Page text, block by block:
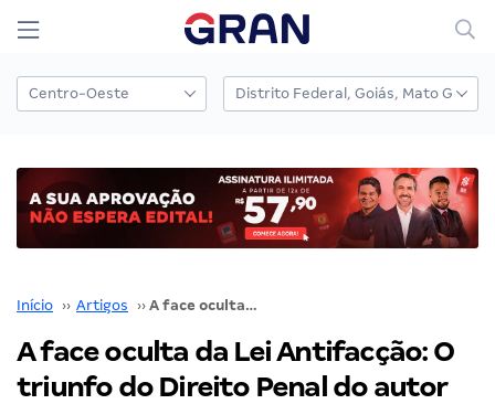
Início ›› Artigos ›› A face oculta da Lei Antifacção: O triunfo do Direito Penal do autor no Brasil?
A face oculta da Lei Antifacção: O
triunfo do Direito Penal do autor